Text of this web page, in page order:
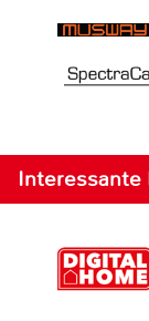
Interessante